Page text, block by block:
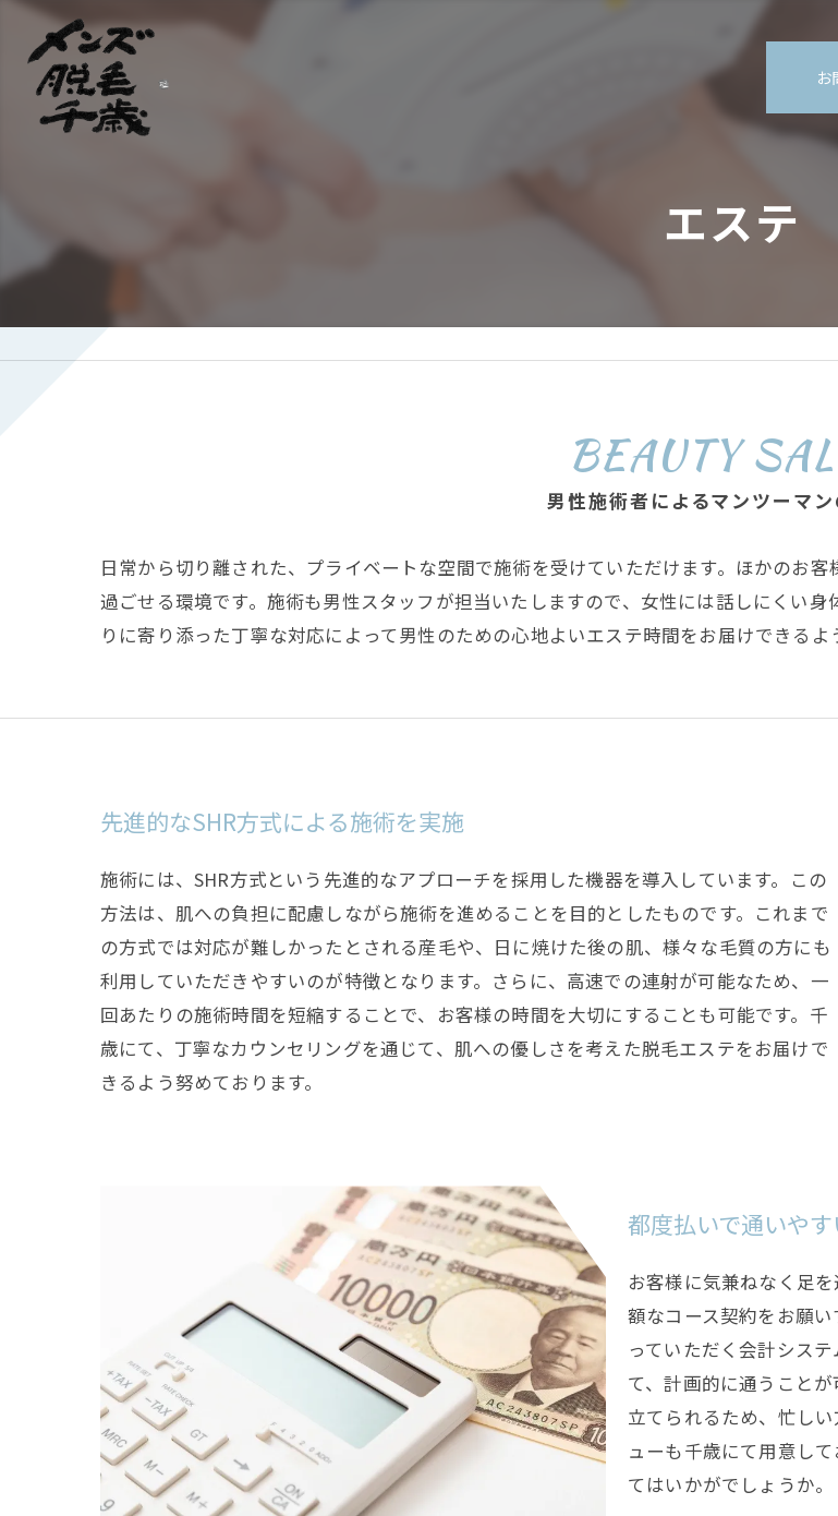
お
エステ
男性施術者によるマンツーマ
BEAUTY
日常から切り離された、プライベートな空間で施術を受けていただけます。ほかのお
過ごせる環境です。施術も男性スタッフが担当いたしますので、女性には話しにくい
りに寄り添った丁寧な対応によって男性のための心地よいエステ時間をお届けできる
先進的なSHR方式による施術を実施
施術には、SHR方式という先進的なアプローチを採用した機器を導入しています。この
方法は、肌への負担に配慮しながら施術を進めることを目的としたものです。これまで
の方式では対応が難しかったとされる産毛や、日に焼けた後の肌、様々な毛質の方にも
利用していただきやすいのが特徴となります。さらに、高速での連射が可能なため、一
回あたりの施術時間を短縮することで、お客様の時間を大切にすることも可能です。千
歳にて、丁寧なカウンセリングを通じて、肌への優しさを考えた脱毛エステをお届けで
きるよう努めております。
都度払いで通いや
お客様に気兼ねなく足
額なコース契約をお願
っていただく会計シス
て、計画的に通うこと
立てられるため、忙し
ューも千歳にて用意し
てはいかがでしょうか。